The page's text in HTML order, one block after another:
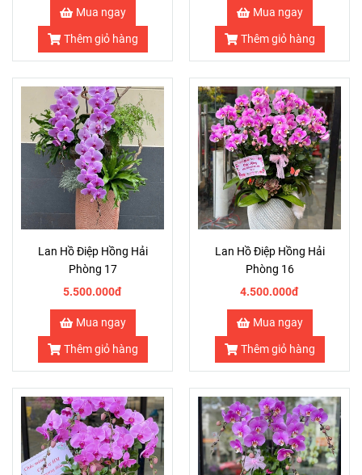
Mua ngay
Thêm giỏ hàng
Mua ngay
Thêm giỏ hàng
Lan Hồ Điệp Hồng Hải
Phòng 17
5.500.000đ
Mua ngay
Thêm giỏ hàng
Lan Hồ Điệp Hồng Hải
Phòng 16
4.500.000đ
Mua ngay
Thêm giỏ hàng